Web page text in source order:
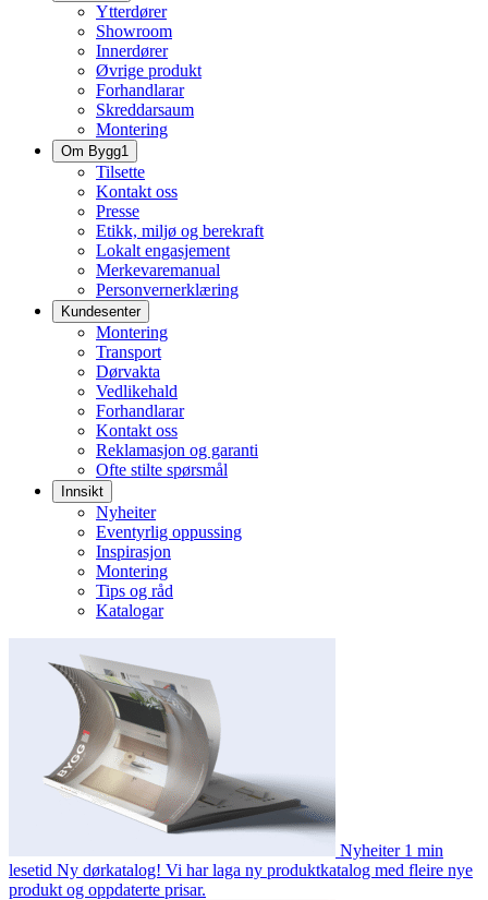
Ytterdører
Showroom
Innerdører
Øvrige produkt
Forhandlarar
Skreddarsaum
Montering
Om Bygg1
Tilsette
Kontakt oss
Presse
Etikk, miljø og berekraft
Lokalt engasjement
Merkevaremanual
Personvernerklæring
Kundesenter
Montering
Transport
Dørvakta
Vedlikehald
Forhandlarar
Kontakt oss
Reklamasjon og garanti
Ofte stilte spørsmål
Innsikt
Nyheiter
Eventyrlig oppussing
Inspirasjon
Montering
Tips og råd
Katalogar
Nyheiter 1 min
lesetid Ny dørkatalog! Vi har laga ny produktkatalog med fleire nye
produkt og oppdaterte prisar.